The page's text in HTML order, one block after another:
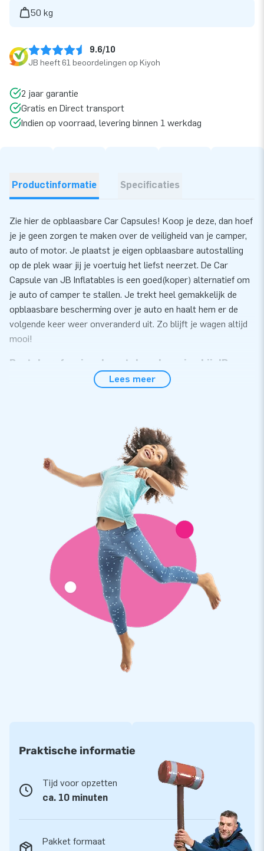
50 kg
9.6/10
JB heeft 61 beoordelingen op Kiyoh
2 jaar garantie
Gratis en Direct transport
Indien op voorraad, levering binnen 1 werkdag
Productinformatie Specificaties
Zie hier de opblaasbare Car Capsules! Koop je deze, dan hoef
je je geen zorgen te maken over de veiligheid van je camper,
auto of motor. Je plaatst je eigen opblaasbare autostalling
op de plek waar jij je voertuig het liefst neerzet. De Car
Capsule van JB Inflatables is een goed(koper) alternatief om
je auto of camper te stallen. Je trekt heel gemakkelijk de
opblaasbare bescherming over je auto en haalt hem er de
volgende keer weer onveranderd uit. Zo blijft je wagen altijd
mooi!
Bestel professionele autobescherming bij JB
autocapsules zijn een makkelijker en goedkoper alternatief
op een vaste garage of overkapping. Hoe werkt de
opblaasbare autobescherming van JB Inflatables? Het is heel
simpel: Je parkeert je auto in de opblaasbare garage en sluit
de beschermhoes. Kies je voor een Car Capsule? Dan moet je
de doorzichtige auto beschermhoes zelf nog even over je
vierwieler trekken. Een opblaasbare overkapping van JB
Inflatables is ook geschikt als camperstalling of
motorstalling. Zo staat je vervoersmiddel altijd veilig en
Koop Car Capsules en Bike Capsules als veilige
opslag voor je voertuig
De opblaasbare carstations en bikestations zijn
gebruiksvriendelijk. Je parkeert je auto in de Car Capsule,
trekt de doorzichtige beschermhoes over het voertuig, sluit
de blower aan en je opblaasbare opslag staat. De
Lees meer
Praktische informatie
Tijd voor opzetten
ca. 10 minuten
Pakket formaat